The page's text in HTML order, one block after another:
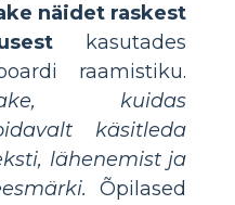
näidet raskest
kasutades
raamistiku.
kuidas
käsitleda
lähenemist ja
Õpilased